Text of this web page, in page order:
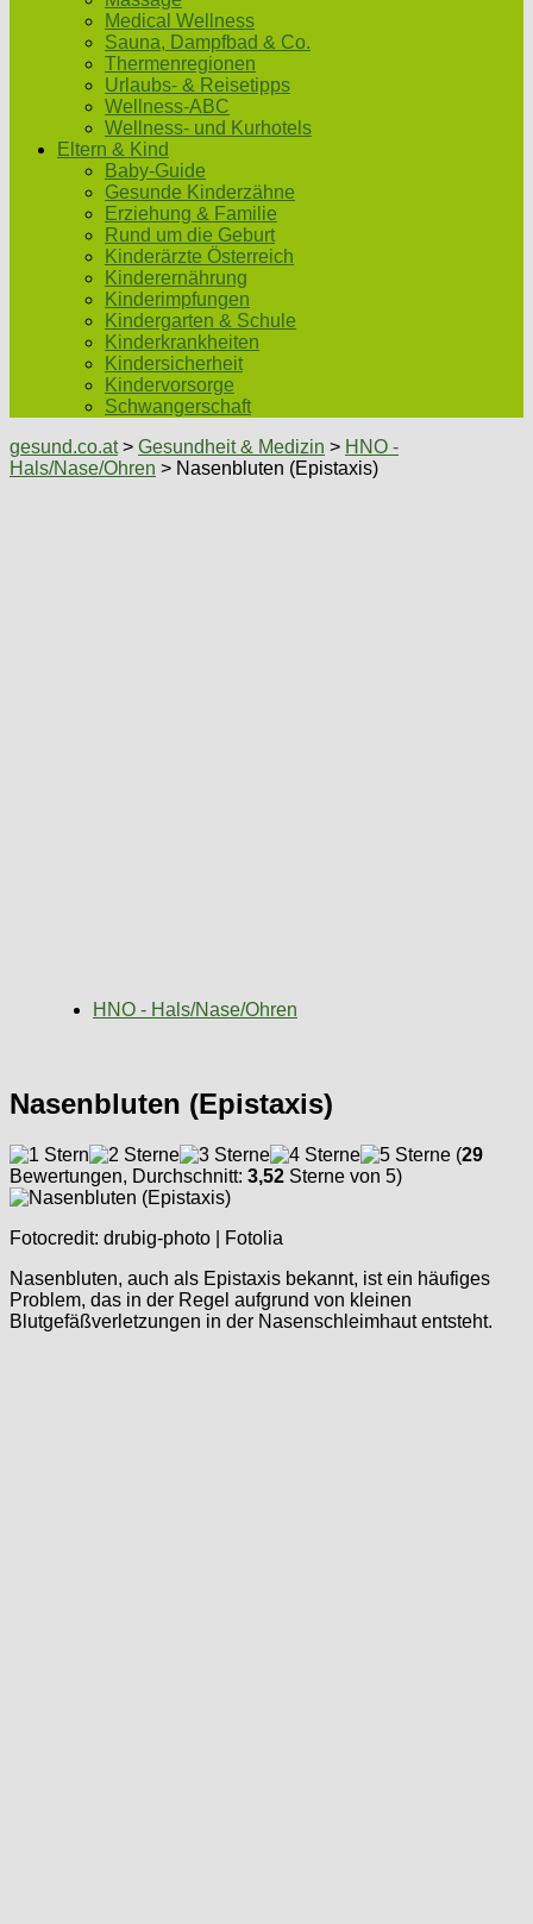
Medical Wellness
Sauna, Dampfbad & Co.
Thermenregionen
Urlaubs- & Reisetipps
Wellness-ABC
Wellness- und Kurhotels
Eltern & Kind
Baby-Guide
Gesunde Kinderzähne
Erziehung & Familie
Rund um die Geburt
Kinderärzte Österreich
Kinderernährung
Kinderimpfungen
Kindergarten & Schule
Kinderkrankheiten
Kindersicherheit
Kindervorsorge
Schwangerschaft
gesund.co.at> Gesundheit & Medizin > HNO -
Hals/Nase/Ohren > Nasenbluten (Epistaxis)
HNO - Hals/Nase/Ohren
Nasenbluten (Epistaxis)
(29
Bewertungen, Durchschnitt: 3,52 Sterne von 5)
Fotocredit: drubig-photo | Fotolia
Nasenbluten, auch als Epistaxis bekannt, ist ein häufiges
Problem, das in der Regel aufgrund von kleinen
Blutgefäßverletzungen in der Nasenschleimhaut entsteht.